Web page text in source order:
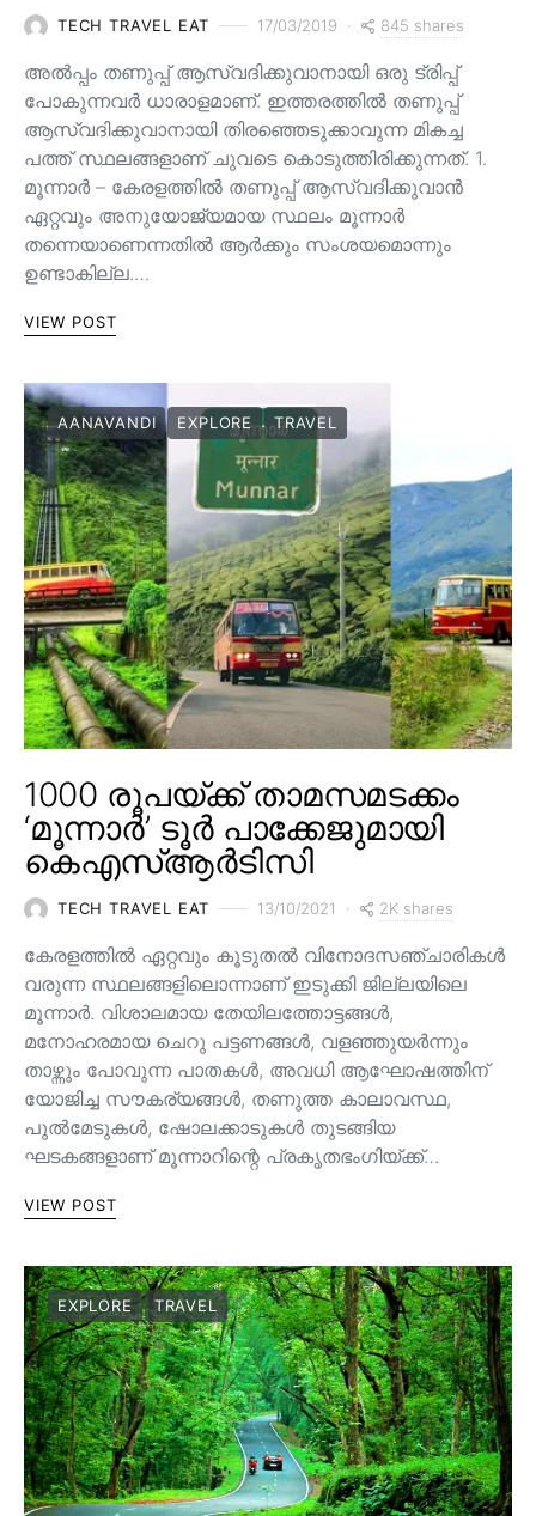
TECH TRAVEL EAT 17/03/2019 845 shares
അൽപ്പം തണുപ്പ് ആസ്വദിക്കുവാനായി ഒരു ട്രിപ്പ്
പോകുന്നവർ ധാരാളമാണ്. ഇത്തരത്തിൽ തണുപ്പ്
ആസ്വദിക്കുവാനായി തിരഞ്ഞെടുക്കാവുന്ന മികച്ച
പത്ത് സ്ഥലങ്ങളാണ് ചുവടെ കൊടുത്തിരിക്കുന്നത്. 1.
മൂന്നാർ – കേരളത്തിൽ തണുപ്പ് ആസ്വദിക്കുവാൻ
ഏറ്റവും അനുയോജ്യമായ സ്ഥലം മൂന്നാർ
തന്നെയാണെന്നതിൽ ആർക്കും സംശയമൊന്നും
ഉണ്ടാകില്ല.…
VIEW POST
AANAVANDI EXPLORE TRAVEL
1000 രൂപയ്ക്ക് താമസമടക്കം
‘മൂന്നാർ’ ടൂർ പാക്കേജുമായി
കെഎസ്ആർടിസി
TECH TRAVEL EAT 13/10/2021 2K shares
കേരളത്തിൽ ഏറ്റവും കൂടുതൽ വിനോദസഞ്ചാരികൾ
വരുന്ന സ്ഥലങ്ങളിലൊന്നാണ് ഇടുക്കി ജില്ലയിലെ
മൂന്നാർ. വിശാലമായ തേയിലത്തോട്ടങ്ങള്‍,
മനോഹരമായ ചെറു പട്ടണങ്ങള്‍, വളഞ്ഞുയര്‍ന്നും
താഴ്ന്നും പോവുന്ന പാതകള്‍, അവധി ആഘോഷത്തിന്
യോജിച്ച സൗകര്യങ്ങള്‍, തണുത്ത കാലാവസ്ഥ,
പുൽമേടുകൾ, ഷോലക്കാടുകൾ തുടങ്ങിയ
ഘടകങ്ങളാണ് മൂന്നാറിന്റെ പ്രകൃതഭംഗിയ്ക്ക്…
VIEW POST
EXPLORE TRAVEL